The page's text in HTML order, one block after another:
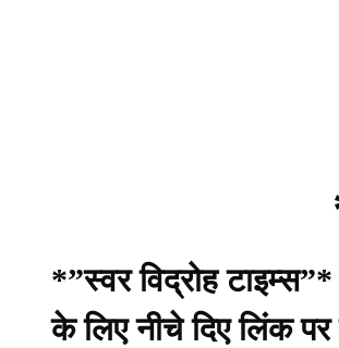
*”स्वर विद्रोह
के लिए नीचे दिए लिंक